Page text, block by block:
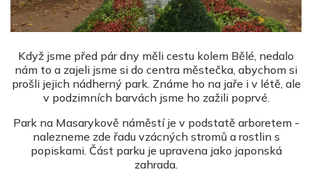
Když jsme před pár dny měli cestu kolem Bělé, nedalo
nám to a zajeli jsme si do centra městečka, abychom si
prošli jejich nádherný park. Známe ho na jaře i v létě, ale
v podzimních barvách jsme ho zažili poprvé.
Park na Masarykově náměstí je v podstatě arboretem -
nalezneme zde řadu vzácných stromů a rostlin s
popiskami. Část parku je upravena jako japonská
zahrada.